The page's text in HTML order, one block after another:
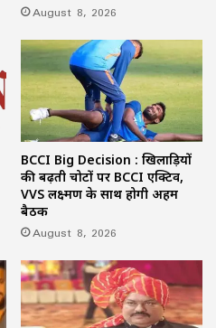
August 8, 2026
BCCI Big Decision : खिलाड़ियों
की बढ़ती चोटों पर BCCI एक्टिव,
VVS लक्ष्मण के साथ होगी अहम
बैठक
August 8, 2026